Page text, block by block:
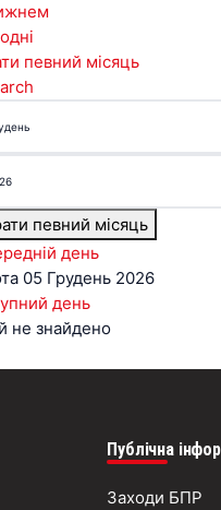
певний місяць
певний місяць
день
05 Грудень 2026
день
не знайдено
Публічна
Заходи БПР